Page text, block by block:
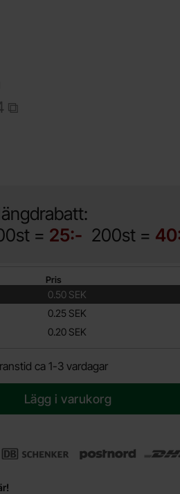
= 25:- 200st =
Pris
0.50 SEK
0.25 SEK
0.20 SEK
ca 1-3 vardagar
Lägg i varukorg